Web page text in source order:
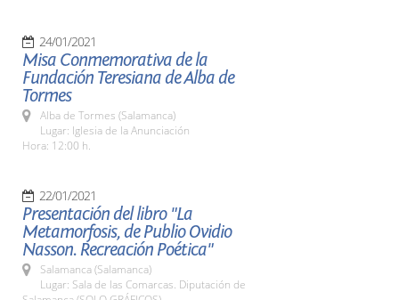
24/01/2021
Misa Conmemorativa de la
Fundación Teresiana de Alba de
Tormes
Alba de Tormes (Salamanca)
Lugar: Iglesia de la Anunciación
Hora: 12:00 h.
22/01/2021
Presentación del libro "La
Metamorfosis, de Publio Ovidio
Nasson. Recreación Poética"
Salamanca (Salamanca)
Lugar: Sala de las Comarcas. Diputación de